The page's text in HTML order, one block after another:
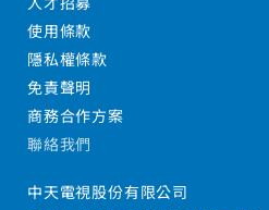
使用條款
隱私權條款
免責聲明
商務合作方案
聯絡我們
中天電視股份有限公司